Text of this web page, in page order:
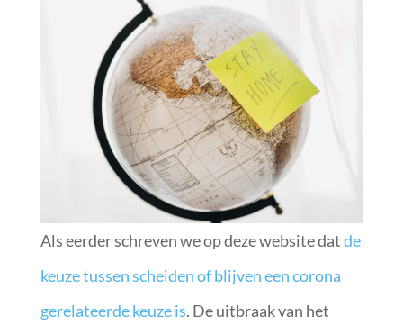
Als eerder schreven we op deze website datde
keuze tussen scheiden of blijven een corona
gerelateerde keuze is. De uitbraak van het